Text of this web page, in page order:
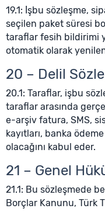
19.1: İşbu sözleşme,
seçilen paket süresi
taraflar fesih bildirimi
otomatik olarak
20 – Delil
20.1: Taraflar, işbu
taraflar arasında
e-arşiv fatura, SMS,
kayıtları, banka
olacağını kabul eder.
21 – Genel
21.1: Bu sözleşmede
Borçlar Kanunu, Türk